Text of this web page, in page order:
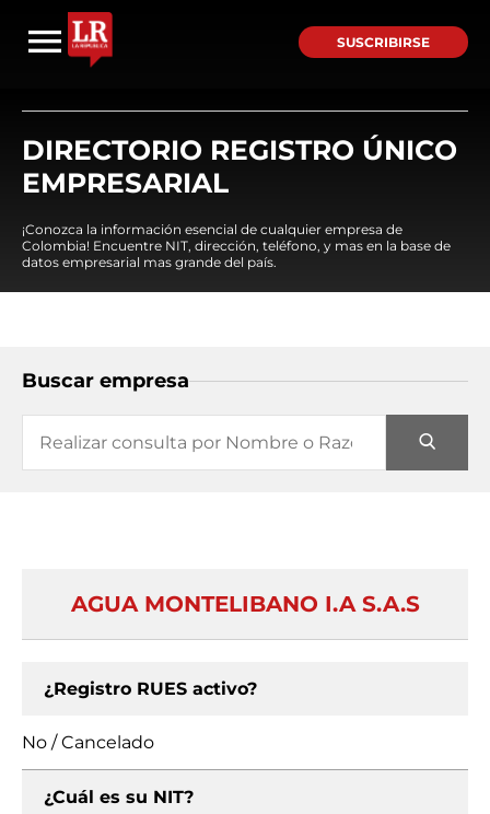
SUSCRIBIRSE
DIRECTORIO REGISTRO ÚNICO
EMPRESARIAL
¡Conozca la información esencial de cualquier empresa de
Colombia! Encuentre NIT, dirección, teléfono, y mas en la base de
datos empresarial mas grande del país.
Buscar empresa
AGUA MONTELIBANO I.A S.A.S
¿Registro RUES activo?
No / Cancelado
¿Cuál es su NIT?